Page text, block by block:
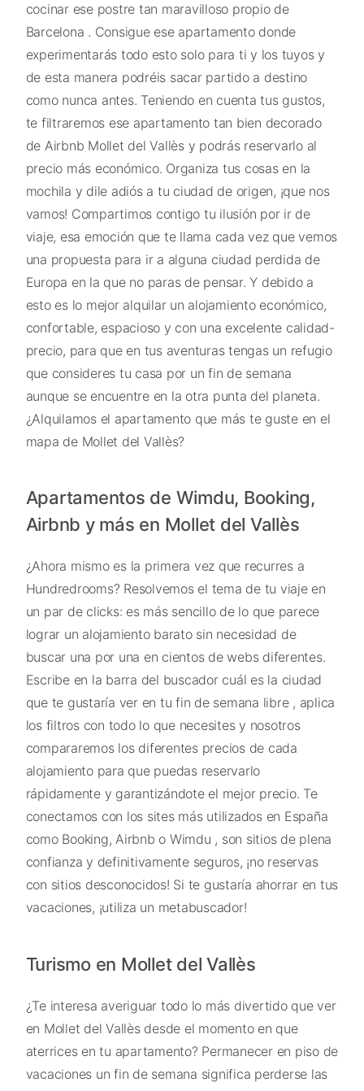
cocinar ese postre tan maravilloso propio de
Barcelona . Consigue ese apartamento donde
experimentarás todo esto solo para ti y los tuyos y
de esta manera podréis sacar partido a destino
como nunca antes. Teniendo en cuenta tus gustos,
te filtraremos ese apartamento tan bien decorado
de Airbnb Mollet del Vallès y podrás reservarlo al
precio más económico. Organiza tus cosas en la
mochila y dile adiós a tu ciudad de origen, ¡que nos
vamos! Compartimos contigo tu ilusión por ir de
viaje, esa emoción que te llama cada vez que vemos
una propuesta para ir a alguna ciudad perdida de
Europa en la que no paras de pensar. Y debido a
esto es lo mejor alquilar un alojamiento económico,
confortable, espacioso y con una excelente calidad-
precio, para que en tus aventuras tengas un refugio
que consideres tu casa por un fin de semana
aunque se encuentre en la otra punta del planeta.
¿Alquilamos el apartamento que más te guste en el
mapa de Mollet del Vallès?
Apartamentos de Wimdu, Booking,
Airbnb y más en Mollet del Vallès
¿Ahora mismo es la primera vez que recurres a
Hundredrooms? Resolvemos el tema de tu viaje en
un par de clicks: es más sencillo de lo que parece
lograr un alojamiento barato sin necesidad de
buscar una por una en cientos de webs diferentes.
Escribe en la barra del buscador cuál es la ciudad
que te gustaría ver en tu fin de semana libre , aplica
los filtros con todo lo que necesites y nosotros
compararemos los diferentes precios de cada
alojamiento para que puedas reservarlo
rápidamente y garantizándote el mejor precio. Te
conectamos con los sites más utilizados en España
como Booking, Airbnb o Wimdu , son sitios de plena
confianza y definitivamente seguros, ¡no reservas
con sitios desconocidos! Si te gustaría ahorrar en tus
vacaciones, ¡utiliza un metabuscador!
Turismo en Mollet del Vallès
¿Te interesa averiguar todo lo más divertido que ver
en Mollet del Vallès desde el momento en que
aterrices en tu apartamento? Permanecer en piso de
vacaciones un fin de semana significa perderse las